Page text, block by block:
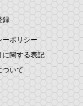
録
ーポリシー
に関する表記
ついて